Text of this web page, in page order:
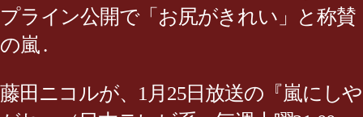
プライン公開で「お尻がきれい」と称賛
の嵐 .
藤田ニコルが、1月25日放送の『嵐にしや